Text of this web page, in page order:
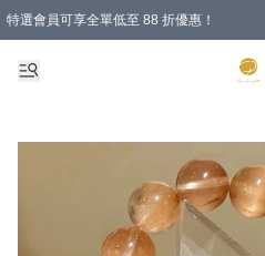
特選會員可享全單低至 88 折優惠！
購物滿 HKD 1000.00即享免運費優惠！（